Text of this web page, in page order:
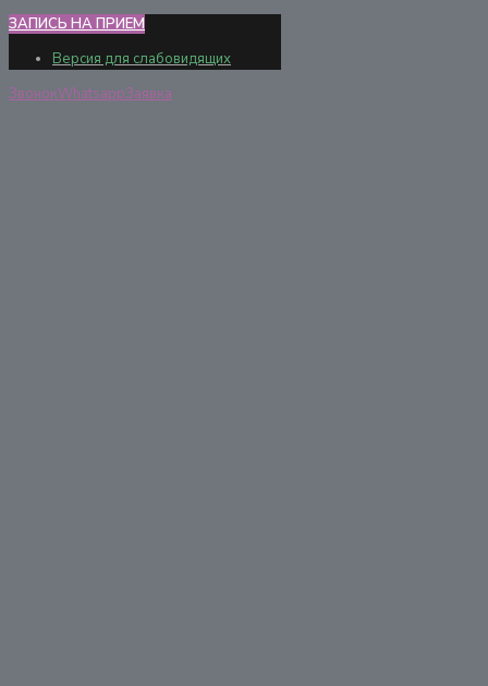
ЗАПИСЬ НА ПРИЕМ
Версия для слабовидящих
ЗвонокWhatsappЗаявка